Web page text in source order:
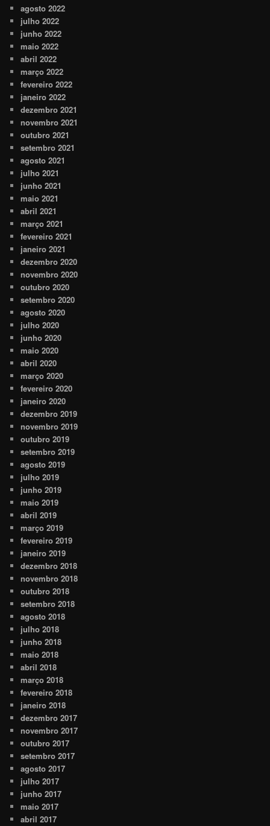
agosto 2022
julho 2022
junho 2022
maio 2022
abril 2022
março 2022
fevereiro 2022
janeiro 2022
dezembro 2021
novembro 2021
outubro 2021
setembro 2021
agosto 2021
julho 2021
junho 2021
maio 2021
abril 2021
março 2021
fevereiro 2021
janeiro 2021
dezembro 2020
novembro 2020
outubro 2020
setembro 2020
agosto 2020
julho 2020
junho 2020
maio 2020
abril 2020
março 2020
fevereiro 2020
janeiro 2020
dezembro 2019
novembro 2019
outubro 2019
setembro 2019
agosto 2019
julho 2019
junho 2019
maio 2019
abril 2019
março 2019
fevereiro 2019
janeiro 2019
dezembro 2018
novembro 2018
outubro 2018
setembro 2018
agosto 2018
julho 2018
junho 2018
maio 2018
abril 2018
março 2018
fevereiro 2018
janeiro 2018
dezembro 2017
novembro 2017
outubro 2017
setembro 2017
agosto 2017
julho 2017
junho 2017
maio 2017
abril 2017